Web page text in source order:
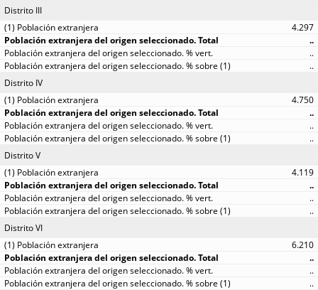
Distrito III
4.297
..
..
..
Distrito IV
4.750
..
..
..
Distrito V
4.119
..
..
..
Distrito VI
6.210
..
..
..